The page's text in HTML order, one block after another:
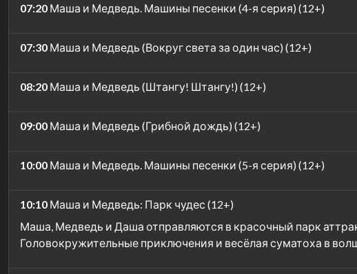
07:20 Маша и Медведь. Машины песенки (4-я серия) (12+)
07:30 Маша и Медведь (Вокруг света за один час) (12+)
08:20 Маша и Медведь (Штангу! Штангу!) (12+)
09:00 Маша и Медведь (Грибной дождь) (12+)
10:00 Маша и Медведь. Машины песенки (5-я серия) (12+)
10:10 Маша и Медведь: Парк чудес (12+)
Маша, Медведь и Даша отправляются в красочный парк
Головокружительные приключения и весёлая суматоха в